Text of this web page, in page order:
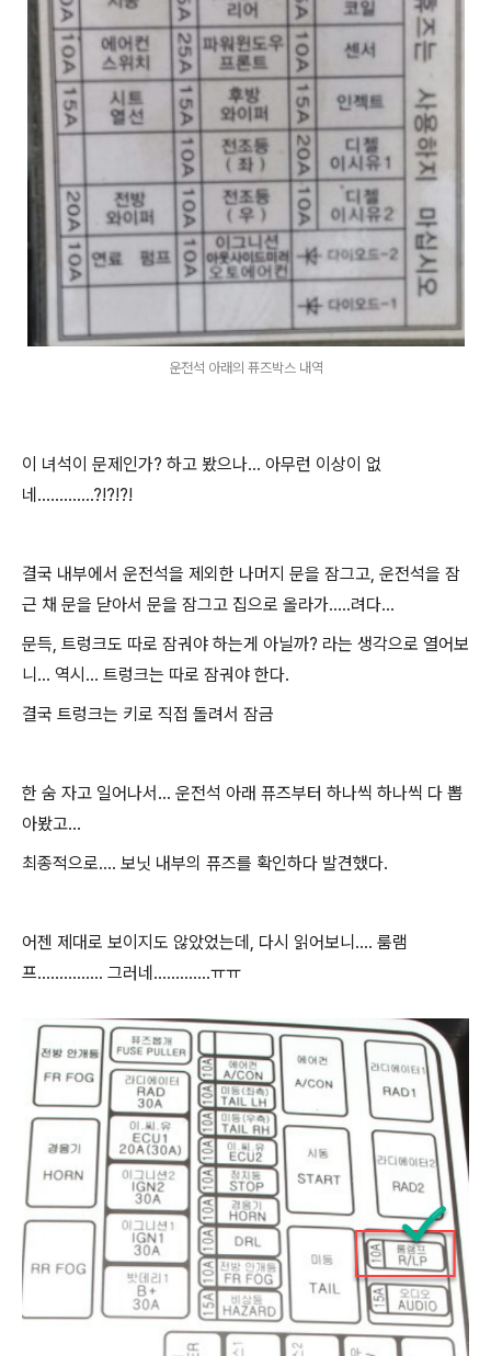
운전석 아래의 퓨즈박스 내역
이 녀석이 문제인가? 하고 봤으나... 아무런 이상이 없
네.............?!?!?!
결국 내부에서 운전석을 제외한 나머지 문을 잠그고, 운전석을 잠
근 채 문을 닫아서 문을 잠그고 집으로 올라가.....려다...
문득, 트렁크도 따로 잠궈야 하는게 아닐까? 라는 생각으로 열어보
니... 역시... 트렁크는 따로 잠궈야 한다.
결국 트렁크는 키로 직접 돌려서 잠금
한 숨 자고 일어나서... 운전석 아래 퓨즈부터 하나씩 하나씩 다 뽑
아봤고...
최종적으로.... 보닛 내부의 퓨즈를 확인하다 발견했다.
어젠 제대로 보이지도 않았었는데, 다시 읽어보니.... 룸램
프............... 그러네.............ㅠㅠ